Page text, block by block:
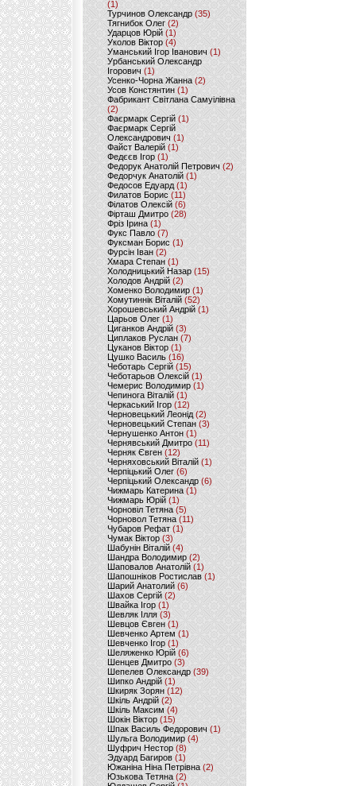
(1)
Турчинов Олександр(35)
Тягнибок Олег (2)
Ударцов Юрій (1)
Уколов Віктор(4)
Уманський Ігор Іванович(1)
Урбанський Олександр
Ігорович (1)
Усенко-Чорна Жанна (2)
Усов Констянтин(1)
Фабрикант Світлана Самуілівна
(2)
Фаєрмарк Сергій(1)
Фаєрмарк Сергій
Олександрович (1)
Файст Валерій(1)
Федєєв Ігор (1)
Федорук Анатолій Петрович (2)
Федорчук Анатолій (1)
Федосов Едуард (1)
Филатов Борис (11)
Філатов Олексій (6)
Фірташ Дмитро (28)
Фріз Ірина (1)
Фукс Павло (7)
Фуксман Борис (1)
Фурсін Іван (2)
Хмара Степан(1)
Холодницький Назар(15)
Холодов Андрій (2)
Хоменко Володимир (1)
Хомутиннік Віталій (52)
Хорошевський Андрій (1)
Царьов Олег (1)
Циганков Андрій (3)
Циплаков Руслан(7)
Цуканов Віктор (1)
Цушко Василь (16)
Чеботарь Сергій (15)
Чеботарьов Олексій (1)
Чемерис Володимир (1)
Чепинога Віталій (1)
Черкаський Ігор (12)
Черновецький Леонід(2)
Черновецький Степан (3)
Чернушенко Антон (1)
Чернявський Дмитро(11)
Черняк Євген(12)
Черняховський Віталій (1)
Черпіцький Олег (6)
Черпіцький Олександр (6)
Чижмарь Катерина (1)
Чижмарь Юрій (1)
Чорновіл Тетяна (5)
Чорновол Тетяна (11)
Чубаров Рефат (1)
Чумак Віктор(3)
Шабунін Віталій (4)
Шандра Володимир (2)
Шаповалов Анатолій(1)
Шапошніков Ростислав(1)
Шарий Анатолий(6)
Шахов Сергій(2)
Швайка Ігор (1)
Шевляк Ілля (3)
Шевцов Євген (1)
Шевченко Артем(1)
Шевченко Ігор(1)
Шеляженко Юрій (6)
Шенцев Дмитро (3)
Шепелев Олександр (39)
Шипко Андрій(1)
Шкиряк Зорян(12)
Шкіль Андрій(2)
Шкіль Максим (4)
Шокін Віктор (15)
Шпак Василь Федорович (1)
Шульга Володимир (4)
Шуфрич Нестор(8)
Эдуард Багиров (1)
Южаніна Ніна Петрівна (2)
Юзькова Тетяна(2)